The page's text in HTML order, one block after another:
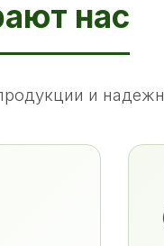
нас
и